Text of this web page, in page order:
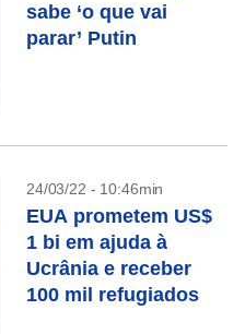
sabe ‘o que vai
parar’ Putin
24/03/22 - 10:46min
EUA prometem US$
1 bi em ajuda à
Ucrânia e receber
100 mil refugiados